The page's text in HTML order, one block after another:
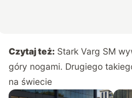
Czytaj też: Stark Varg SM
góry nogami. Drugiego
na świecie